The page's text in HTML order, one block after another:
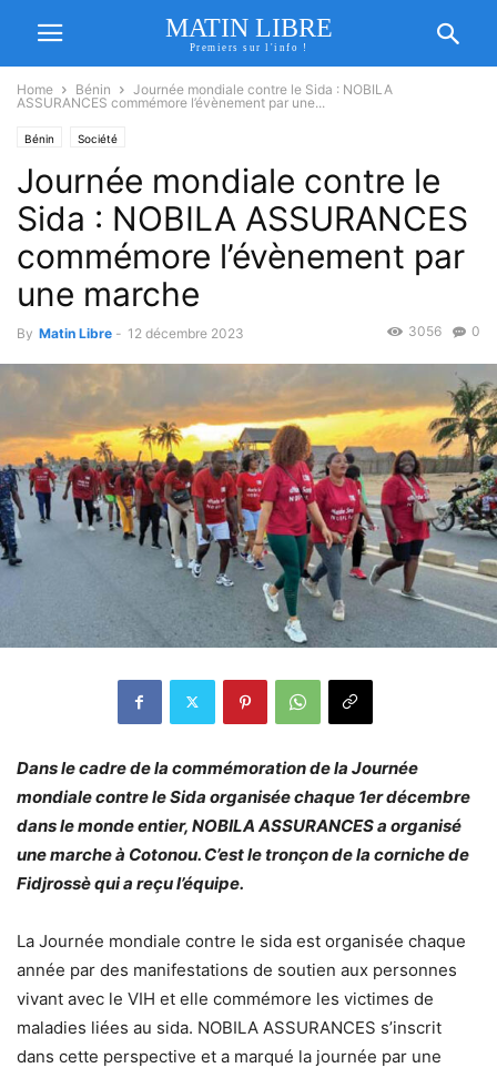
MATIN LIBRE
Premiers sur l'info !
Home Bénin
Journée mondiale contre le Sida : NOBILA
ASSURANCES commémore l’évènement par une...
Bénin Société
Journée mondiale contre le
Sida : NOBILA ASSURANCES
commémore l’évènement par
une marche
By Matin Libre - 12 décembre 2023 0
3056
Dans le cadre de la commémoration de la Journée
mondiale contre le Sida organisée chaque 1er décembre
dans le monde entier, NOBILA ASSURANCES a organisé
une marche à Cotonou. C’est le tronçon de la corniche de
Fidjrossè qui a reçu l’équipe.
La Journée mondiale contre le sida est organisée chaque
année par des manifestations de soutien aux personnes
vivant avec le VIH et elle commémore les victimes de
maladies liées au sida. NOBILA ASSURANCES s’inscrit
dans cette perspective et a marqué la journée par une